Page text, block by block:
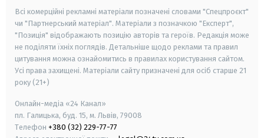
Всі комерційні рекламні матеріали позначені словами "Спецпроєкт"
чи "Партнерський матеріал". Матеріали з позначкою "Експерт",
"Позиція" відображають позицію авторів та героїв. Редакція може
не поділяти їхніх поглядів. Детальніше щодо реклами та правил
цитування можна ознайомитись в правилах користування сайтом.
Усі права захищені. Матеріали сайту призначені для осіб старше 21
року (21+)
Онлайн-медіа «24 Канал»
пл. Галицька, буд. 15, м. Львів, 79008
Телефон +380 (32) 229-77-77